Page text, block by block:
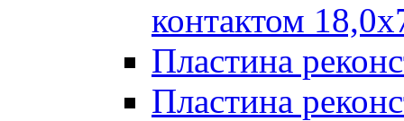
контактом
Пластина
Пластина